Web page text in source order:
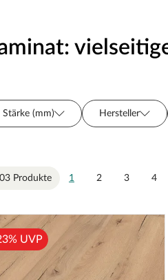
Stärke (mm) Hersteller
Produkte
1 2 3 4
UVP